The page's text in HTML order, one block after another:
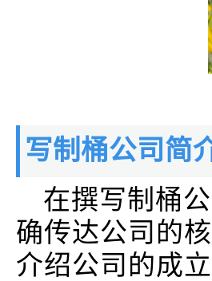
写制桶公司简
在撰写制桶
确传达公司的
介绍公司的成